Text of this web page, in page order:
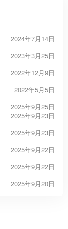
2024年7月14日
2023年3月25日
2022年12月9日
2022年5月5日
2025年9月25日
2025年9月23日
2025年9月23日
2025年9月22日
2025年9月22日
2025年9月20日